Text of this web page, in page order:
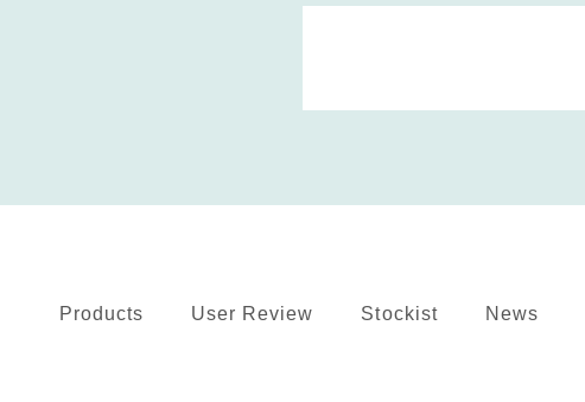
Products User Review Stockist News